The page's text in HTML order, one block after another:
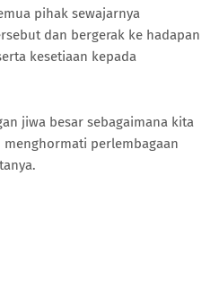
pihak sewajarnya
dan bergerak ke hadapan
kesetiaan kepada
jiwa besar sebagaimana kita
perlembagaan